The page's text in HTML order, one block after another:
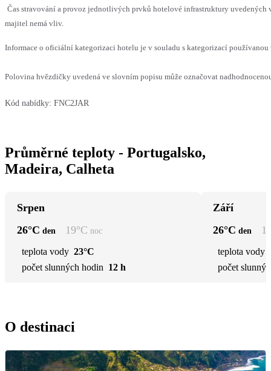
Čas stravování a provoz jednotlivých prvků hotelové infrastruktury uvedených
majitel nemá vliv.
Informace o oficiální kategorizaci hotelu je v souladu s kategorizací
Polovina hvězdičky uvedená ve slovním popisu může označovat
Kód nabídky: FNC2JAR
Průměrné teploty - Portugalsko,
Madeira, Calheta
Srpen
26°C den 19°C noc
teplota vody 23°C
počet slunných hodin 12 h
Září
26°C den
teplota vody
počet
O destinaci